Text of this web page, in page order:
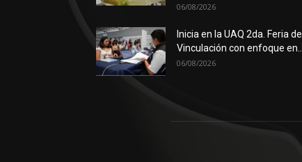
06/08/2026
Inicia en la UAQ 2da. Feria de
Vinculación con enfoque en...
06/08/2026